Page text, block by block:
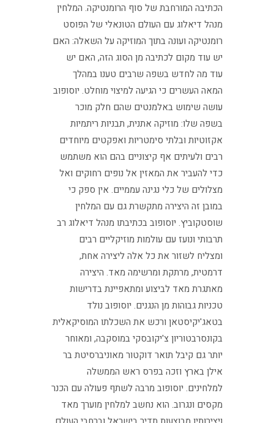
הכתיבה המורחבת של סוף הרומנטיקה. המלחין
מנהל דיאלוג עם העולם הטונאלי של הפוסט
רומנטיקה ועונה בתוך המוזיקה על השאלה: האם
יש עוד מקום לכתיבה מן הסוג הזה, האם יש
עוד מה לחדש בשפה שרבים טענו במהלך
המאה העשרים כי הגיעה למיצוי מוחלט. יוסופוב
עושה שימוש באלמנטים שהם חלק מוכר
בשפה שלו: מוזיקה אתנית, תבניות ריתמיות
אקזוטיות ובלתי סימטריות ואפקטים מיוחדים
רבים ולעיתים אף קיצוניים בהם הוא משתמש
כדי להעביר את המאזין אל נופים רחוקים ואל
מצלולים של כלי נגינה עממיים. אין ספק כי
במובן זה היצירה מתקשרת גם עם המלחין
שוסטקוביץ. יוסופוב בכתיבתו מנהל דיאלוג רב
תרבותי ונועז עם עולמות מוזיקליים רבים
ומצליח לשזור את כל אלה ליצירה אחת,
דרמטית, מרתקת ומרשימה מאד. היצירה
מאתגרת מאד לביצוע ומתאפיינת בדרישות
טכניות גבוהות מן הנגנים. יוסופוב נולד
בטאג'יקיסטאן ורכש את השכלתו המוסיקאלית
בקונסרבטוריון צ'יקובסקי במוסקבה, ומאוחר
יותר גם קיבל תואר דוקטור מאוניברסיטת בר
אילן בארץ וזכה בפרס ראש הממשלה
למלחינים. יוסופוב מרבה לשתף פעולה עם הכנר
מקסים ונגרוב. הוא נחשב למלחין מוערך מאד